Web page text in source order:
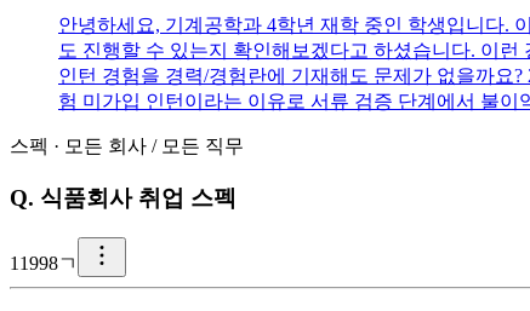
안녕하세요, 기계공학과 4학년 재학 중인 학생입니다.
도 진행할 수 있는지 확인해보겠다고 하셨습니다. 이런
인턴 경험을 경력/경험란에 기재해도 문제가 없을까요
험 미가입 인턴이라는 이유로 서류 검증 단계에서 불
스펙 · 모든 회사 / 모든 직무
Q. 식품회사 취업 스펙
1 1998ㄱ